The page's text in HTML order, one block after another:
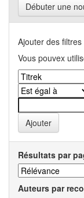
Débuter une
Ajouter des filtres
Vous pouvex
Résultats par
Auteurs par